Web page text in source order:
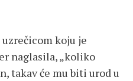
koju je
naglasila, „koliko
takav će mu biti urod u